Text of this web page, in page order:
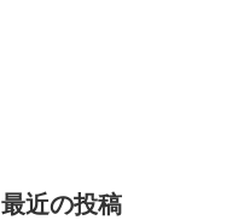
最近の投稿